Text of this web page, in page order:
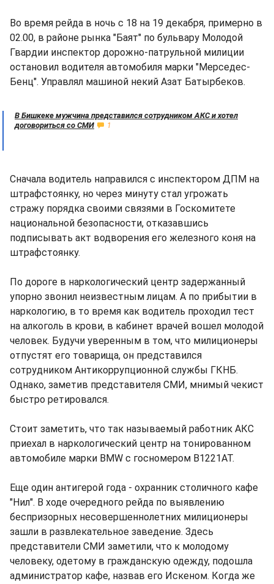
Во время рейда в ночь с 18 на 19 декабря, примерно в
02.00, в районе рынка "Баят" по бульвару Молодой
Гвардии инспектор дорожно-патрульной милиции
остановил водителя автомобиля марки "Мерседес-
Бенц". Управлял машиной некий Азат Батырбеков.
В Бишкеке мужчина представился сотрудником АКС и хотел
договориться со СМИ
1
Сначала водитель направился с инспектором ДПМ на
штрафстоянку, но через минуту стал угрожать
стражу порядка своими связями в Госкомитете
национальной безопасности, отказавшись
подписывать акт водворения его железного коня на
штрафстоянку.
По дороге в наркологический центр задержанный
упорно звонил неизвестным лицам. А по прибытии в
наркологию, в то время как водитель проходил тест
на алкоголь в крови, в кабинет врачей вошел молодой
человек. Будучи уверенным в том, что милиционеры
отпустят его товарища, он представился
сотрудником Антикоррупционной службы ГКНБ.
Однако, заметив представителя СМИ, мнимый чекист
быстро ретировался.
Стоит заметить, что так называемый работник АКС
приехал в наркологический центр на тонированном
автомобиле марки BMW с госномером В1221АТ.
Еще один антигерой года - охранник столичного кафе
"Нил". В ходе очередного рейда по выявлению
беспризорных несовершеннолетних милиционеры
зашли в развлекательное заведение. Здесь
представители СМИ заметили, что к молодому
человеку, одетому в гражданскую одежду, подошла
администратор кафе, назвав его Искеном. Когда же